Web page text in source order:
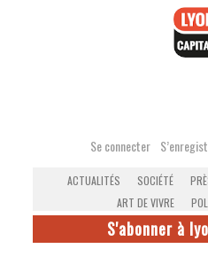
Se connecter
ACTUALITÉS SOCIÉTÉ
ART DE VIVRE
S'abonner à